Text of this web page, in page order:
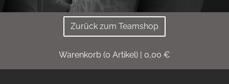
Zurück zum Teamshop
Warenkorb (0 Artikel) | 0,00 €